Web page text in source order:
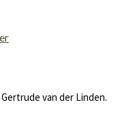
van der Linden.